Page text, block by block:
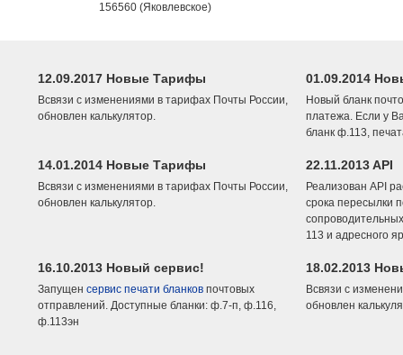
156560 (Яковлевское)
12.09.2017 Новые Тарифы
Всвязи с изменениями в тарифах Почты России,
обновлен калькулятор.
01.09.2014
Новый бланк
платежа. Если у
бланк ф.113,
14.01.2014 Новые Тарифы
Всвязи с изменениями в тарифах Почты России,
обновлен калькулятор.
22.11.2013 API
Реализован API
срока пересылки
113 и адресного
16.10.2013 Новый сервис!
Запущен сервис печати бланков почтовых
отправлений. Доступные бланки: ф.7-п, ф.116,
ф.113эн
18.02.2013
Всвязи с
обновлен